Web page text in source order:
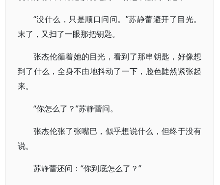
“没什么，只是顺口问问。”苏静蕾避开了目光。
末了，又扫了一眼那把钥匙。
张杰伦循着她的目光，看到了那串钥匙，好像想
到了什么，全身不由地抖动了一下，脸色陡然紧张起
来。
“你怎么了？”苏静蕾问。
张杰伦张了张嘴巴，似乎想说什么，但终于没有
说。
苏静蕾还问：“你到底怎么了？”